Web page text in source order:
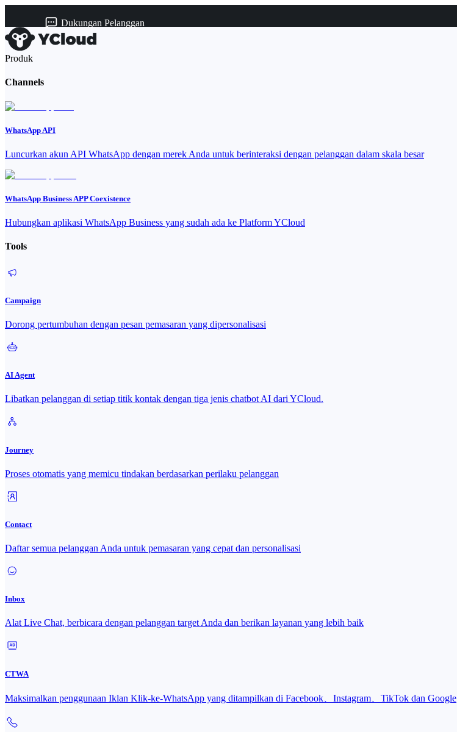
Dukungan Pelanggan
Produk
Channels
WhatsApp API
Luncurkan akun API WhatsApp dengan merek Anda untuk berinteraksi dengan pelanggan dalam skala besar
WhatsApp Business APP Coexistence
Hubungkan aplikasi WhatsApp Business yang sudah ada ke Platform YCloud
Tools
Campaign
Dorong pertumbuhan dengan pesan pemasaran yang dipersonalisasi
AI Agent
Libatkan pelanggan di setiap titik kontak dengan tiga jenis chatbot AI dari YCloud.
Journey
Proses otomatis yang memicu tindakan berdasarkan perilaku pelanggan
Contact
Daftar semua pelanggan Anda untuk pemasaran yang cepat dan personalisasi
Inbox
Alat Live Chat, berbicara dengan pelanggan target Anda dan berikan layanan yang lebih baik
CTWA
Maksimalkan penggunaan Iklan Klik-ke-WhatsApp yang ditampilkan di Facebook、Instagram、TikTok dan Google